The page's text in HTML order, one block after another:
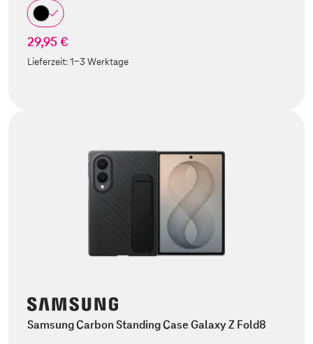
29,95 €
Lieferzeit:1-3 Werktage
Samsung Carbon Standing Case Galaxy Z Fold8